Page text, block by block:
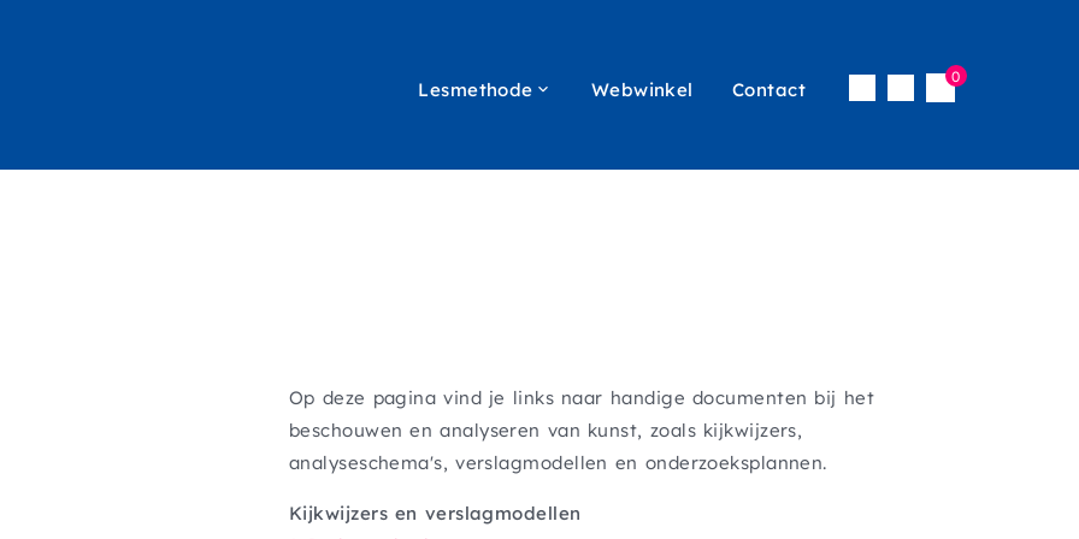
Lesmethode Webwinkel Contact
menu
Inloggen
0
Op deze pagina vind je links naar handige documenten bij het
beschouwen en analyseren van kunst, zoals kijkwijzers,
analyseschema's, verslagmodellen en onderzoeksplannen.
Kijkwijzers en verslagmodellen